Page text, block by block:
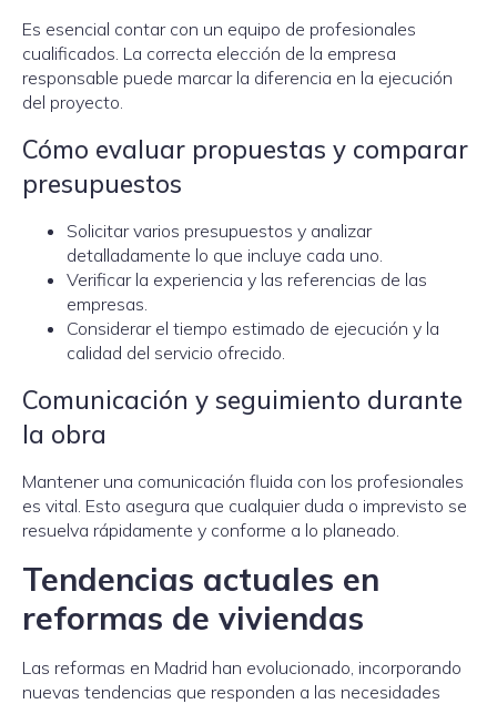
Es esencial contar con un equipo de profesionales
cualificados. La correcta elección de la empresa
responsable puede marcar la diferencia en la ejecución
del proyecto.
Cómo evaluar propuestas y comparar
presupuestos
Solicitar varios presupuestos y analizar
detalladamente lo que incluye cada uno.
Verificar la experiencia y las referencias de las
empresas.
Considerar el tiempo estimado de ejecución y la
calidad del servicio ofrecido.
Comunicación y seguimiento durante
la obra
Mantener una comunicación fluida con los profesionales
es vital. Esto asegura que cualquier duda o imprevisto se
resuelva rápidamente y conforme a lo planeado.
Tendencias actuales en
reformas de viviendas
Las reformas en Madrid han evolucionado, incorporando
nuevas tendencias que responden a las necesidades